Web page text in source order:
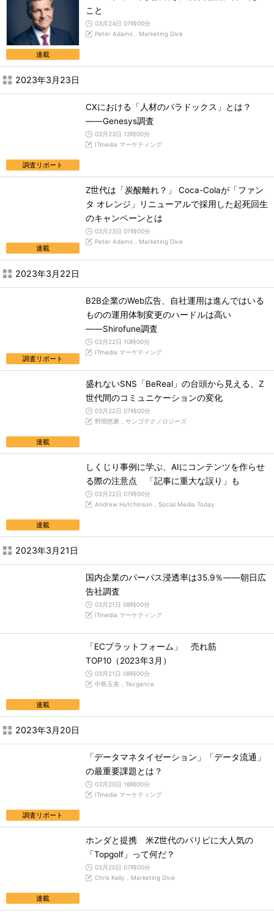
連載
こと
03月24日 07時00分
Peter Adams，Marketing Dive
2023年3月23日
調査リポート
CXにおける「人材のパラドックス」とは？
――Genesys調査
03月23日 12時00分
ITmedia マーケティング
連載
Z世代は「炭酸離れ？」 Coca-Colaが「ファン
タ オレンジ」リニューアルで採用した起死回生
のキャンペーンとは
03月23日 07時00分
Peter Adams，Marketing Dive
2023年3月22日
調査リポート
B2B企業のWeb広告、自社運用は進んではいる
ものの運用体制変更のハードルは高い
――Shirofune調査
03月22日 10時00分
ITmedia マーケティング
連載
盛れないSNS「BeReal」の台頭から見える、Z
世代間のコミュニケーションの変化
03月22日 07時00分
野間悠磨，サンゴテクノロジーズ
連載
しくじり事例に学ぶ、AIにコンテンツを作らせ
る際の注意点 「記事に重大な誤り」も
03月22日 07時00分
Andrew Hutchinson，Social Media Today
2023年3月21日
国内企業のパーパス浸透率は35.9％――朝日広
告社調査
03月21日 08時00分
ITmedia マーケティング
連載
「ECプラットフォーム」 売れ筋
TOP10（2023年3月）
03月21日 08時00分
中島玉美，Tecgence
2023年3月20日
調査リポート
「データマネタイゼーション」「データ流通」
の最重要課題とは？
03月20日 16時00分
ITmedia マーケティング
連載
ホンダと提携 米Z世代のパリピに大人気の
「Topgolf」って何だ？
03月20日 07時00分
Chris Kelly，Marketing Dive